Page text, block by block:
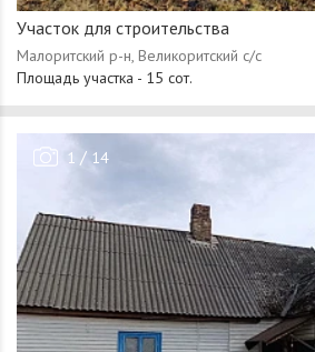
Участок для строительства
1 / 14